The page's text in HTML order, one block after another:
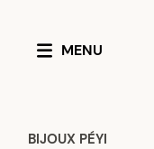
MENU
BIJOUX PÉYI